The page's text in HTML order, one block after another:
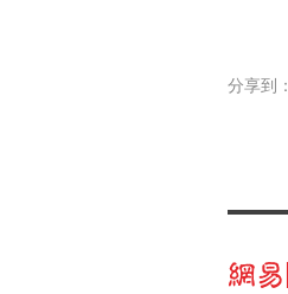
分享到：